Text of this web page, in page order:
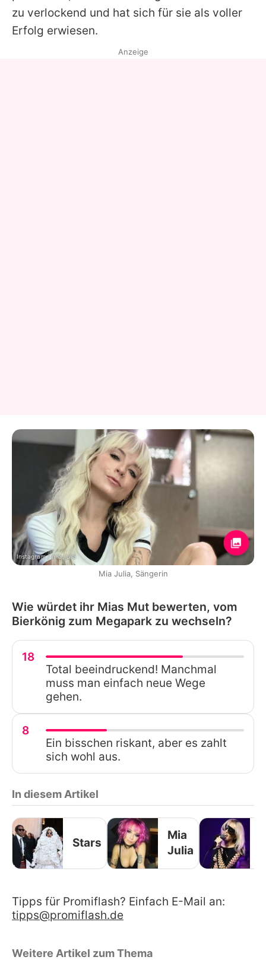
zu verlockend und hat sich für sie als voller
Erfolg erwiesen.
Anzeige
Instagram / mia_julia
Mia Julia, Sängerin
Wie würdet ihr Mias Mut bewerten, vom
Bierkönig zum Megapark zu wechseln?
18
Total beeindruckend! Manchmal
muss man einfach neue Wege
gehen.
8
Ein bisschen riskant, aber es zahlt
sich wohl aus.
In diesem Artikel
Stars
Mia
Julia
Tipps für Promiflash? Einfach E-Mail an:
tipps@promiflash.de
Weitere Artikel zum Thema